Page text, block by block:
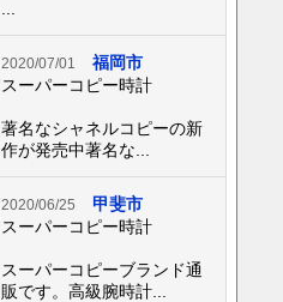
2020/07/01
福岡市
スーパーコピー時計
著名なシャネルコピーの新
作が発売中著名な...
2020/06/25
甲斐市
スーパーコピー時計
スーパーコピーブランド通
販です。高級腕時計...